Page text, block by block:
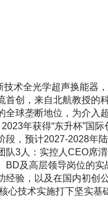
术全光学超声换能器
首创，来自北航教授
全球垄断地位，为介
年获得“东升杯”国
，预计2027-2028年
3人：实控人CEO席
BD及高层领导岗位的
验，以及在国内初创
心技术实施打下坚实基